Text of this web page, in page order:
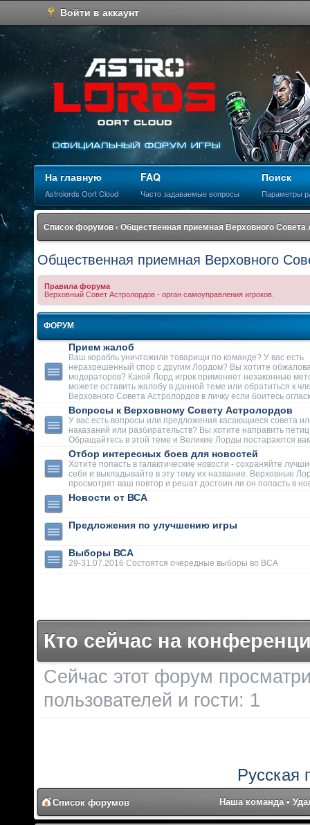
Войти в аккаунт
На главную
Astrolords Oort Cloud
FAQ
Часто задаваемые вопросы
Поиск
Параметры
Список форумов ‹ Общественная приемная Верховного Совета
Общественная приемная Верховного
Правила форума
Верховный Совет Астролордов - орган самоуправления игроков.
ФОРУМ
Прием жалоб
Ваш корабль уничтожили товарищи по команде? У вас есть
неразрешенный спор с другим Лордом? Вы хотите
модераторов? Какой Лорд игрок применяет незаконные
можете оставить жалобу в данной теме или обратиться к
Верховного Совета Астролордов в личку если боитесь
Вопросы к Верховному Совету Астролордов
У вас есть вопросы или предложения касающиеся совета
наказаний или разбирательств? Вы хотите направить
Обращайтесь в этой теме и Великие Лорды постараются
Отбор интересных боев для новостей
Хотите попасть в галактические новости - сохраняйте
себя и выкладывайте в эту тему их название. Верховные
просмотрят ваш повтор и решат достоин ли он попасть в
Новости от ВСА
Предложения по улучшению игры
Выборы ВСА
29-31.07.2016 Состоятся очередные выборы во ВСА
Кто сейчас на
Сейчас этот форум
пользователей и гости: 1
Русская
Список форумов Наша команда •